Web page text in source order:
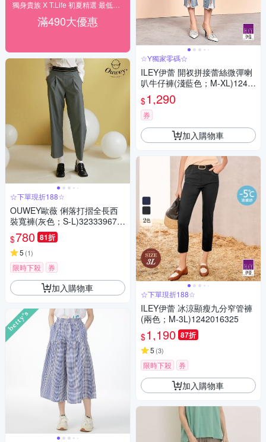
滿490大優惠
☆下單現折188☆
OUWEY歐薇 俐落打摺全長西
裝寬褲(灰色；S-L)323339671
$780 81折
5 (1)
限時下殺 券
加入購物車
☆Y獨家零碼☆
ILEY伊蕾 開衩拼接蕾絲微彈喇
叭牛仔褲(淺藍色；M-XL)1242
268608
$1,290
券
加入購物車
☆下單現折188☆
ILEY伊蕾 冰涼顯瘦九分窄管褲
(兩色；M-3L)1242016325
$1,190 87折
5 (3)
限時下殺 券
加入購物車